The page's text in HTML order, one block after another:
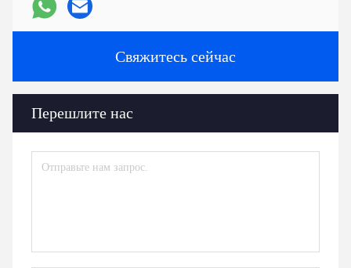
Свяжитесь сейчас
Перешлите нас